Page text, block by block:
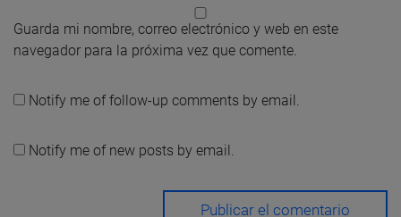
Guarda mi nombre, correo electrónico y web en este
navegador para la próxima vez que comente.
Notify me of follow-up comments by email.
Notify me of new posts by email.